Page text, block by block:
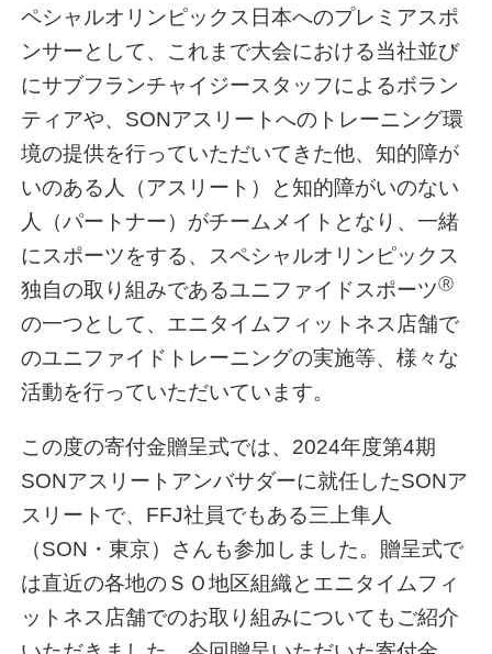
ペシャルオリンピックス日本へのプレミアスポ
ンサーとして、これまで大会における当社並び
にサブフランチャイジースタッフによるボラン
ティアや、SONアスリートへのトレーニング環
境の提供を行っていただいてきた他、知的障が
いのある人（アスリート）と知的障がいのない
人（パートナー）がチームメイトとなり、一緒
にスポーツをする、スペシャルオリンピックス
独自の取り組みであるユニファイドスポーツⓇ
の一つとして、エニタイムフィットネス店舗で
のユニファイドトレーニングの実施等、様々な
活動を行っていただいています。
この度の寄付金贈呈式では、2024年度第4期
SONアスリートアンバサダーに就任したSONア
スリートで、FFJ社員でもある三上隼人
（SON・東京）さんも参加しました。贈呈式で
は直近の各地のＳＯ地区組織とエニタイムフィ
ットネス店舗でのお取り組みについてもご紹介